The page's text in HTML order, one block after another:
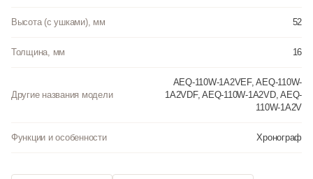
Высота (с ушками), мм 52
Толщина, мм 16
Другие названия модели
AEQ-110W-1A2VEF, AEQ-110W-
1A2VDF, AEQ-110W-1A2VD, AEQ-
110W-1A2V
Функции и особенности Хронограф